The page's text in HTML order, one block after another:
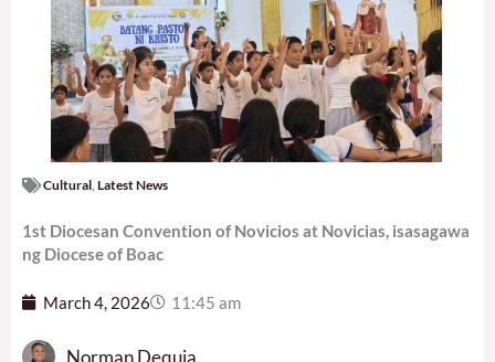
Cultural Latest News
1st Diocesan Convention of Novicios at Novicias, isasagawa
ng Diocese of Boac
March 4, 2026 11:45 am
Norman Dequia